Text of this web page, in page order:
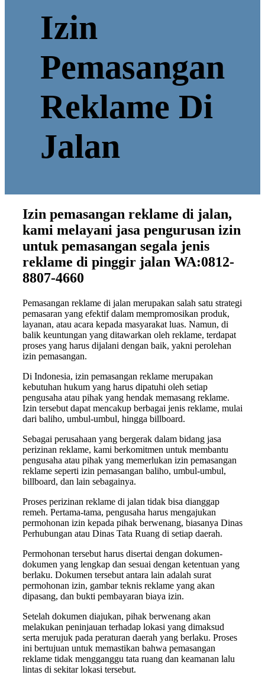
Izin
Pemasangan
Reklame Di
Jalan
Izin pemasangan reklame di jalan,
kami melayani jasa pengurusan izin
untuk pemasangan segala jenis
reklame di pinggir jalan WA:0812-
8807-4660
Pemasangan reklame di jalan merupakan salah satu strategi
pemasaran yang efektif dalam mempromosikan produk,
layanan, atau acara kepada masyarakat luas. Namun, di
balik keuntungan yang ditawarkan oleh reklame, terdapat
proses yang harus dijalani dengan baik, yakni perolehan
izin pemasangan.
Di Indonesia, izin pemasangan reklame merupakan
kebutuhan hukum yang harus dipatuhi oleh setiap
pengusaha atau pihak yang hendak memasang reklame.
Izin tersebut dapat mencakup berbagai jenis reklame, mulai
dari baliho, umbul-umbul, hingga billboard.
Sebagai perusahaan yang bergerak dalam bidang jasa
perizinan reklame, kami berkomitmen untuk membantu
pengusaha atau pihak yang memerlukan izin pemasangan
reklame seperti izin pemasangan baliho, umbul-umbul,
billboard, dan lain sebagainya.
Proses perizinan reklame di jalan tidak bisa dianggap
remeh. Pertama-tama, pengusaha harus mengajukan
permohonan izin kepada pihak berwenang, biasanya Dinas
Perhubungan atau Dinas Tata Ruang di setiap daerah.
Permohonan tersebut harus disertai dengan dokumen-
dokumen yang lengkap dan sesuai dengan ketentuan yang
berlaku. Dokumen tersebut antara lain adalah surat
permohonan izin, gambar teknis reklame yang akan
dipasang, dan bukti pembayaran biaya izin.
Setelah dokumen diajukan, pihak berwenang akan
melakukan peninjauan terhadap lokasi yang dimaksud
serta merujuk pada peraturan daerah yang berlaku. Proses
ini bertujuan untuk memastikan bahwa pemasangan
reklame tidak mengganggu tata ruang dan keamanan lalu
lintas di sekitar lokasi tersebut.